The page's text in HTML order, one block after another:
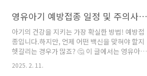
영유아기 예방접종 일정 및 주의사항, FAQ까지
아기의 건강을 지키는 가장 확실한 방법! 예방접
종입니다.하지만, 언제 어떤 백신을 맞혀야 할지
헷갈리는 경우가 많죠? 🤔 이 글에서는 영유아기
예방접종 일정과 주의해야 할 사항을 정리해드립
니다.부모님이라면 꼭 알아야 할 필수 정보, 지금
2025. 2. 11.